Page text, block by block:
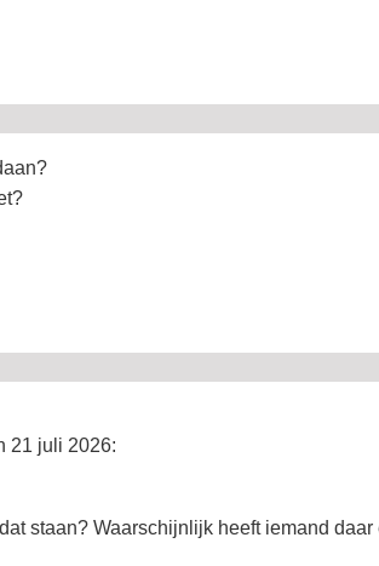
21 juli 2026:
staan? Waarschijnlijk heeft iemand